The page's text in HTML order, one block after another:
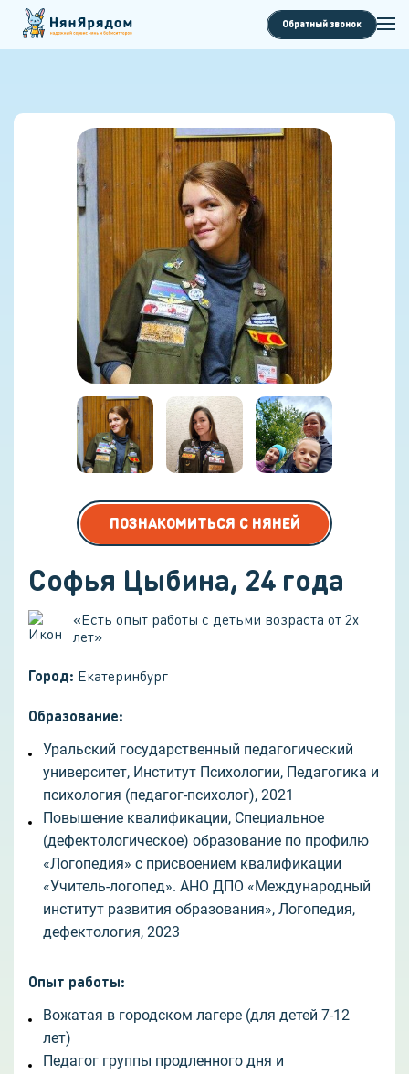
Обратный звонок
ПОЗНАКОМИТЬСЯ С НЯНЕЙ
Софья Цыбина, 24 года
«Есть опыт работы с детьми возраста от 2х
лет»
Город: Екатеринбург
Образование:
Уральский государственный педагогический
университет, Институт Психологии, Педагогика и
психология (педагог-психолог), 2021
Повышение квалификации, Cпециальное
(дефектологическое) образование по профилю
«Логопедия» с присвоением квалификации
«Учитель-логопед». АНО ДПО «Международный
институт развития образования», Логопедия,
дефектология, 2023
Опыт работы:
Вожатая в городском лагере (для детей 7-12
лет)
Педагог группы продленного дня и